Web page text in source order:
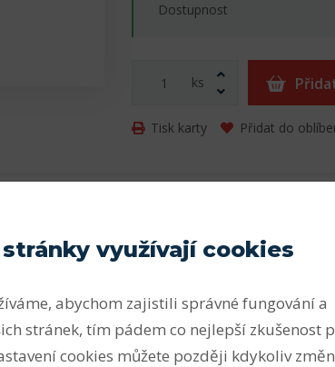
Dostupnost
ks
Tisk karty Přidat do
a velmi
obou
ložiska
v
Vnější průměr (mm)
Šířka (mm)
využívají cookies
abychom zajistili správné fungování a
stránek, tím pádem co nejlepší zkušenost
cookies můžete později kdykoliv